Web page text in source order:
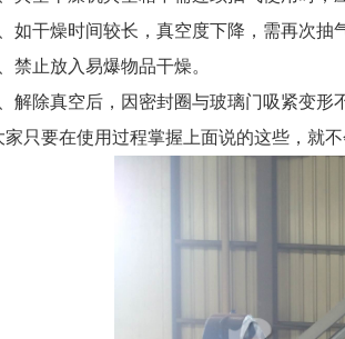
燥时间较长，真空度下降，需再次抽气
止放入易爆物品干燥。
真空后，因密封圈与玻璃门吸紧变形不
要在使用过程掌握上面说的这些，就不